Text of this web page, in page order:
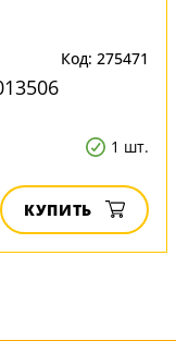
Код: 275471
1 шт.
КУПИТЬ